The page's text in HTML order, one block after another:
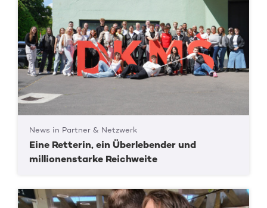
News in Partner & Netzwerk
Eine Retterin, ein Überlebender und
millionenstarke Reichweite